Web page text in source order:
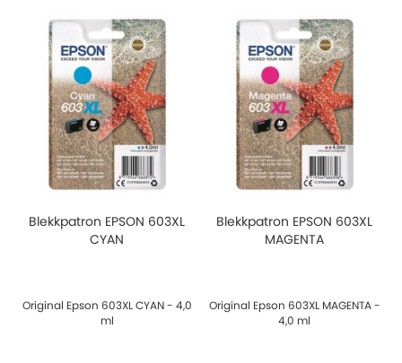
Blekkpatron EPSON 603XL
CYAN
Original Epson 603XL CYAN - 4,0
ml
Blekkpatron EPSON 603XL
MAGENTA
Original Epson 603XL MAGENTA -
4,0 ml